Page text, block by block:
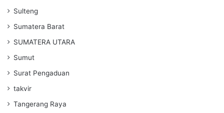
Sulteng
Sumatera Barat
SUMATERA UTARA
Sumut
Surat Pengaduan
takvir
Tangerang Raya